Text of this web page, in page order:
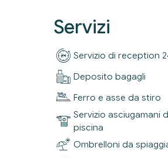
Servizi
Servizio di reception
Deposito bagagli
Ferro e asse da stiro
Servizio asciugamani
piscina
Ombrelloni da